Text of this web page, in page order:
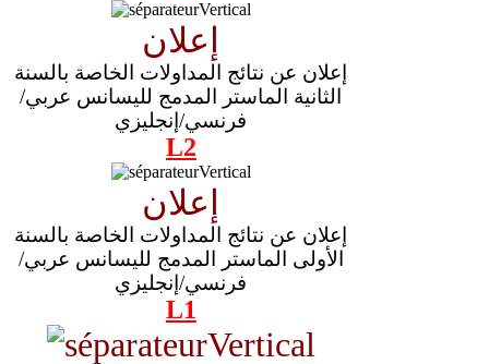
إعلان
إعلان عن نتائج المداولات الخاصة بالسنة
الثانية الماستر المدمج لليسانس عربي/
فرنسي/إنجليزي
L2
إعلان
إعلان عن نتائج المداولات الخاصة بالسنة
الأولى الماستر المدمج لليسانس عربي/
فرنسي/إنجليزي
L1